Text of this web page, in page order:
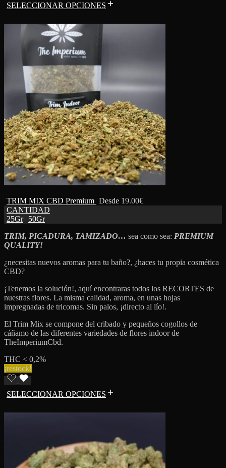
SELECCIONAR OPCIONES
TRIM MIX CBD Premium Desde 19.00€
CANTIDAD
25Gr
50Gr
TRIM, PICADURA, TAMIZADO… sea como sea: PREMIUM
QUALITY!
¿necesitas nuevos aromas para tu baño?, ¿haces tu propia cosmética
CBD?
¡Tenemos la solución!, aquí encontraras todos los RECORTES de
nuestras flores. La misma calidad, aroma, en unas hojas
impregnadas de tricomas. Sin palos, ¡directo al lío!.
El Trim Mix se compone del cribado y pequeños cogollos de
cáñamo de las diferentes variedades de flores indoor de
TheImperiumCbd.
THC < 0,2%
¡restock!
SELECCIONAR OPCIONES